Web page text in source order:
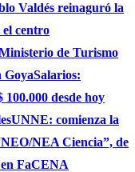
Valdés reinaguró la
centro
de Turismo
GoyaSalarios:
desde hoy
UNNE: comienza la
NEA Ciencia”, de
FaCENA